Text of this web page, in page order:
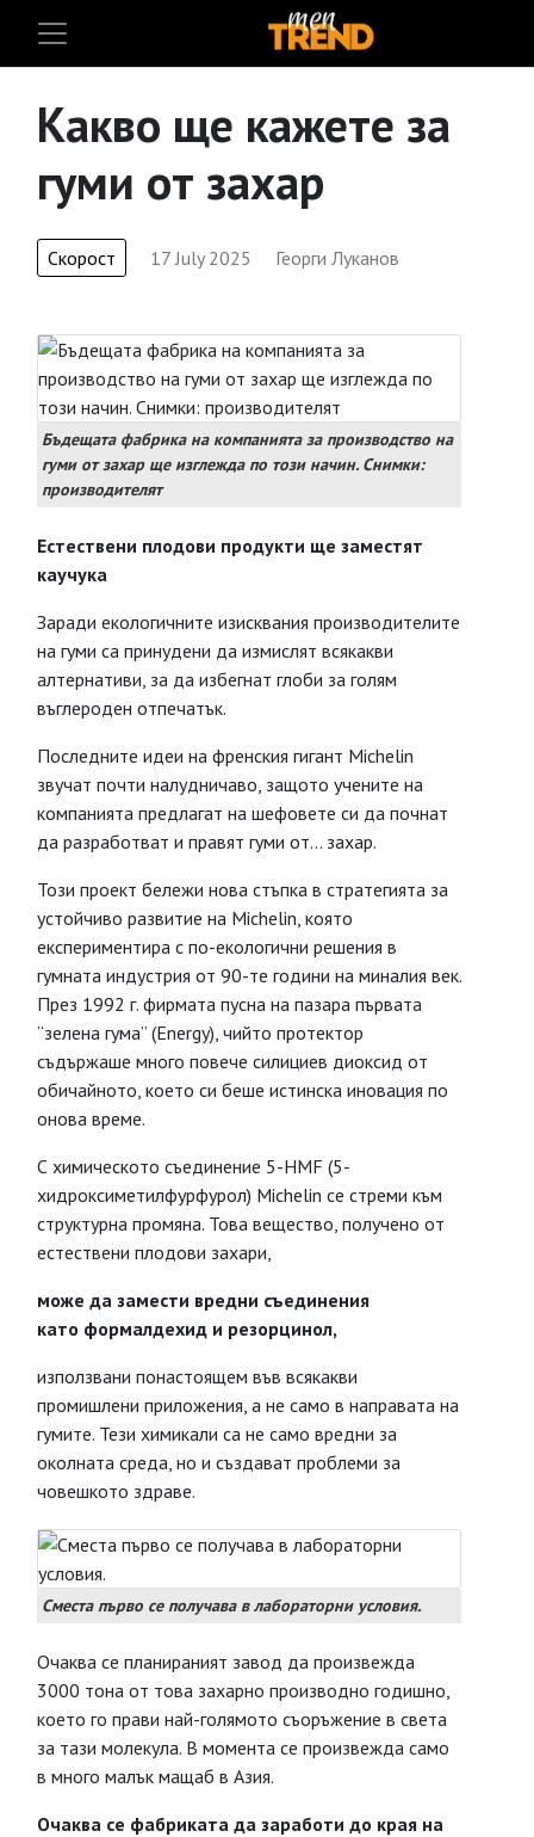
Какво ще кажете за
гуми от захар
Скорост 17 July 2025 Георги Луканов
Бъдещата фабрика на компанията за производство на
гуми от захар ще изглежда по този начин. Снимки:
производителят
Естествени плодови продукти ще заместят
каучука
Заради екологичните изисквания производителите
на гуми са принудени да измислят всякакви
алтернативи, за да избегнат глоби за голям
въглероден отпечатък.
Последните идеи на френския гигант Michelin
звучат почти налудничаво, защото учените на
компанията предлагат на шефовете си да почнат
да разработват и правят гуми от... захар.
Този проект бележи нова стъпка в стратегията за
устойчиво развитие на Michelin, която
експериментира с по-екологични решения в
гумната индустрия от 90-те години на миналия век.
През 1992 г. фирмата пусна на пазара първата
“зелена гума” (Energy), чийто протектор
съдържаше много повече силициев диоксид от
обичайното, което си беше истинска иновация по
онова време.
С химическото съединение 5-HMF (5-
хидроксиметилфурфурол) Michelin се стреми към
структурна промяна. Това вещество, получено от
естествени плодови захари,
може да замести вредни съединения
като формалдехид и резорцинол,
използвани понастоящем във всякакви
промишлени приложения, а не само в направата на
гумите. Тези химикали са не само вредни за
околната среда, но и създават проблеми за
човешкото здраве.
Сместа първо се получава в лабораторни условия.
Очаква се планираният завод да произвежда
3000 тона от това захарно производно годишно,
което го прави най-голямото съоръжение в света
за тази молекула. В момента се произвежда само
в много малък мащаб в Азия.
Очаква се фабриката да заработи до края на